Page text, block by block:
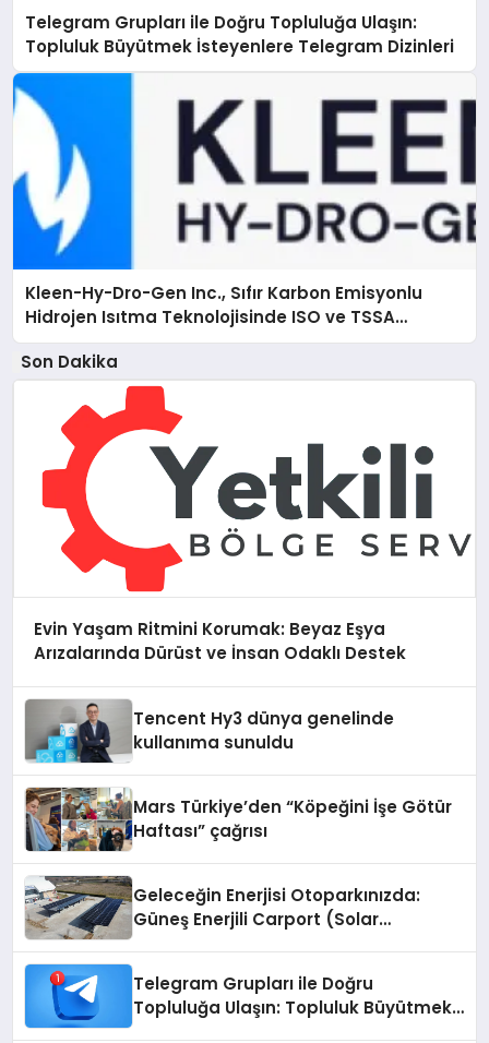
Telegram Grupları ile Doğru Topluluğa Ulaşın:
Topluluk Büyütmek İsteyenlere Telegram Dizinleri
Kleen-Hy-Dro-Gen Inc., Sıfır Karbon Emisyonlu
Hidrojen Isıtma Teknolojisinde ISO ve TSSA
Düzenleyici Onaylarını Aldı
Son Dakika
Evin Yaşam Ritmini Korumak: Beyaz Eşya
Arızalarında Dürüst ve İnsan Odaklı Destek
Tencent Hy3 dünya genelinde
kullanıma sunuldu
Mars Türkiye’den “Köpeğini İşe Götür
Haftası” çağrısı
Geleceğin Enerjisi Otoparkınızda:
Güneş Enerjili Carport (Solar
Telegram Grupları ile Doğru
Topluluğa Ulaşın: Topluluk Büyütmek